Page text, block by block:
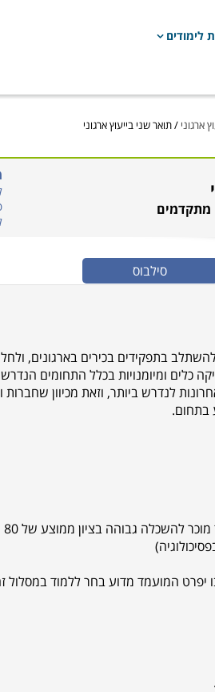
לימודים
ארגוני/תואר שני בייעוץ ארגוני
מתקדמים
סילבוס
בתפקידים בכירים בארגונים,
כלים ומיומנויות בכלל התחומים
לנדרש ביותר, וזאת מכיוון שחברות
בתחום.
יפרט המועמד מדוע בחר ללמוד במסלול
.